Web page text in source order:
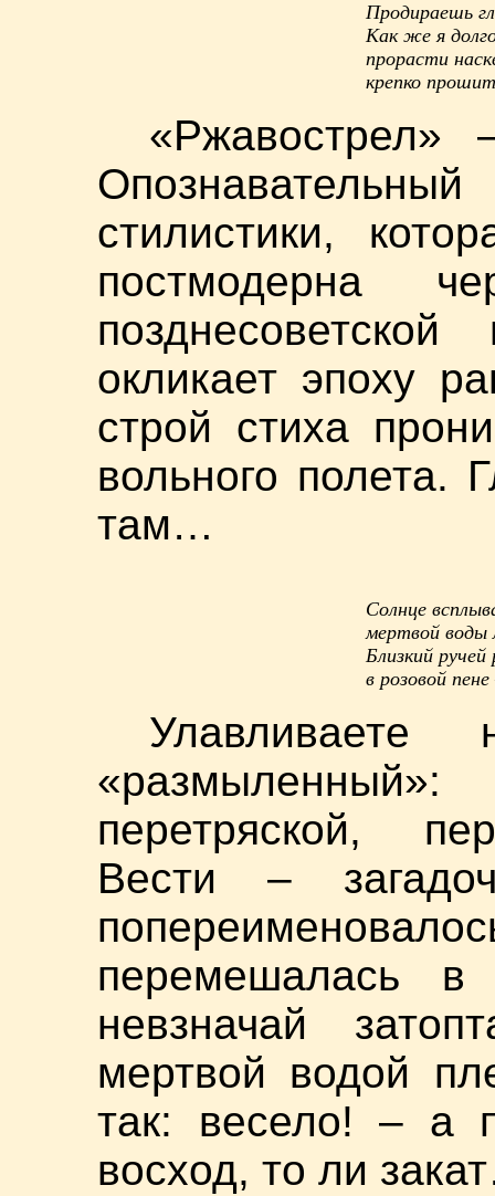
Продираешь
Как же я
прорасти
крепко
«Ржавострел»
стилистики,
постмодерна
позднесоветской
окликает эпоху
строй стиха
вольного полета.
там…
Солнце
мертвой воды
Близкий
в розовой
перетряской,
Вести –
перемешалась в
невзначай
мертвой водой
так: весело! – а
восход, то ли